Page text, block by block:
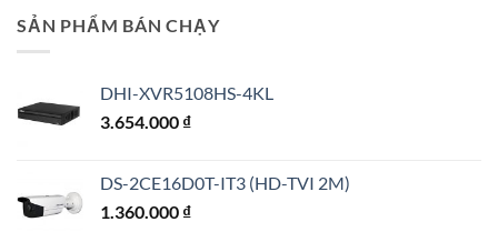
SẢN PHẨM BÁN CHẠY
DHI-XVR5108HS-4KL
3.654.000 ₫
DS-2CE16D0T-IT3 (HD-TVI 2M)
1.360.000 ₫